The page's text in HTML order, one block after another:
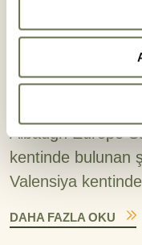
Albaugh,
Albaugh Europe
kentinde bulunan
Valensiya
DAHA FAZLA OKU